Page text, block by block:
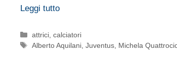
Leggi tutto
Categorie
attrici ,calciatori
Tag
Alberto Aquilani ,Juventus Michela